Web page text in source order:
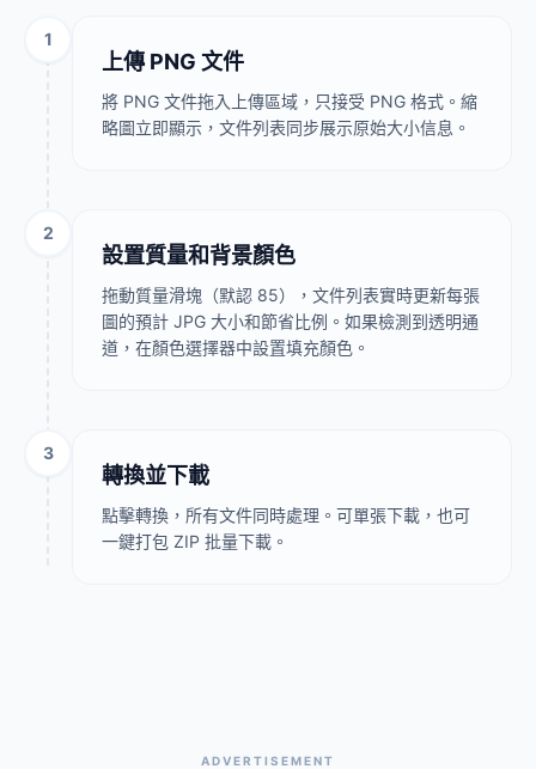
1
上傳 PNG 文件
將 PNG 文件拖入上傳區域，只接受 PNG 格式。縮
略圖立即顯示，文件列表同步展示原始大小信息。
2
設置質量和背景顏色
拖動質量滑塊（默認 85），文件列表實時更新每張
圖的預計 JPG 大小和節省比例。如果檢測到透明通
道，在顏色選擇器中設置填充顏色。
3
轉換並下載
點擊轉換，所有文件同時處理。可單張下載，也可
一鍵打包 ZIP 批量下載。
ADVERTISEMENT